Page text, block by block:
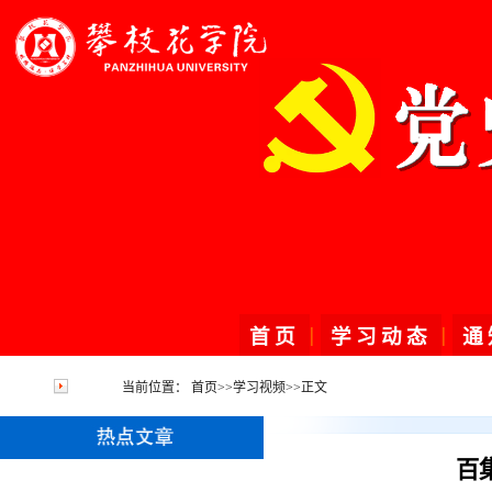
首页 | 学习动态 |
当前位置： 首页>>学习视频>>正文
百